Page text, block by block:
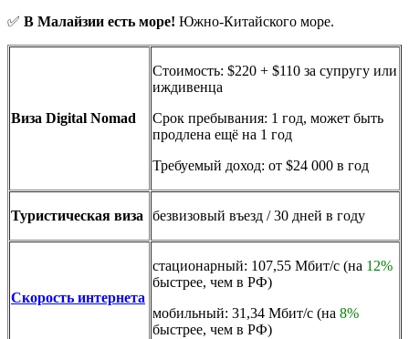
✅ В Малайзии есть море! Южно-Китайского море.
Виза Digital Nomad
Стоимость: $220 + $110 за супругу или
иждивенца
Срок пребывания: 1 год, может быть
продлена ещё на 1 год
Требуемый доход: от $24 000 в год
Туристическая виза безвизовый въезд / 30 дней в году
Скорость интернета
стационарный: 107,55 Мбит/с (на 12%
быстрее, чем в РФ)
мобильный: 31,34 Мбит/с (на 8%
быстрее, чем в РФ)